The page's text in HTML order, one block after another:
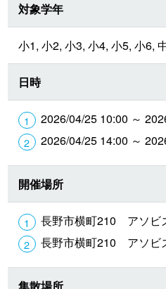
対象学年
小1, 小2, 小3, 小4, 小5, 小6,
日時
2026/04/25 10:00 ～
2026/04/25 14:00 ～
開催場所
長野市横町210 アソビ
長野市横町210 アソビ